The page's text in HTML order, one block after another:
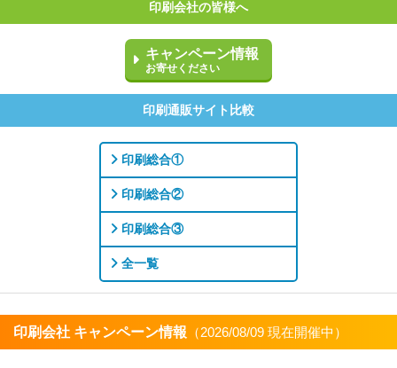
印刷会社の皆様へ
キャンペーン情報
お寄せください
印刷通販サイト比較
印刷総合①
印刷総合②
印刷総合③
全一覧
印刷会社 キャンペーン情報 （2026/08/09 現在開催中）